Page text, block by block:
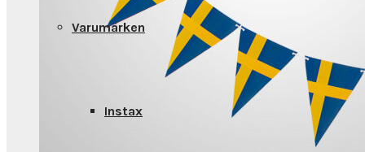
Varumärken
Instax